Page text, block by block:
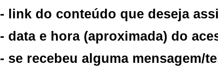
- link do conteúdo que deseja
- data e hora (aproximada) do
- se recebeu alguma mensagem/